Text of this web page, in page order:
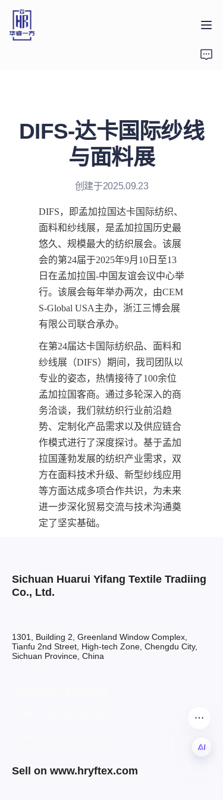
DIFS-达卡国际纱线
与面料展
创建于2025.09.23
DIFS，即孟加拉国达卡国际纺织、
面料和纱线展，是孟加拉国历史最
悠久、规模最大的纺织展会。该展
会的第24届于2025年9月10日至13
日在孟加拉国-中国友谊会议中心举
行。该展会每年举办两次，由CEM
S-Global USA主办，浙江三博会展
有限公司联合承办。
在第24届达卡国际纺织品、面料和
纱线展（DIFS）期间，我司团队以
专业的姿态，热情接待了100余位
孟加拉国客商。通过多轮深入的商
务洽谈，我们就纺织行业前沿趋
势、定制化产品需求以及供应链合
作模式进行了深度探讨。基于孟加
拉国蓬勃发展的纺织产业需求，双
方在面料技术升级、新型纱线应用
等方面达成多项合作共识，为未来
进一步深化贸易交流与技术沟通奠
定了坚实基础。
Sichuan Huarui Yifang Textile Tradiing
Co., Ltd.
1301, Building 2, Greenland Window Complex,
Tianfu 2nd Street, High-tech Zone, Chengdu City,
Sichuan Province, China
Sell on www.hryftex.com
关于我们